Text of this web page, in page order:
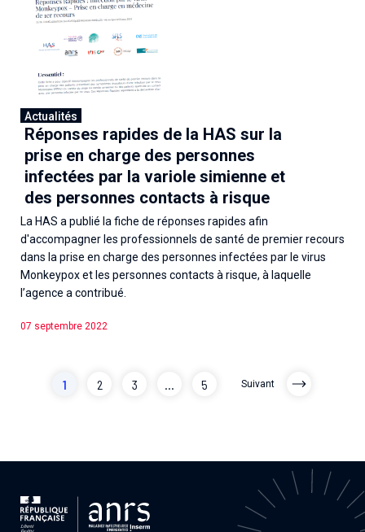
Actualités
Réponses rapides de la HAS sur la
prise en charge des personnes
infectées par la variole simienne et
des personnes contacts à risque
La HAS a publié la fiche de réponses rapides afin
d'accompagner les professionnels de santé de premier recours
dans la prise en charge des personnes infectées par le virus
Monkeypox et les personnes contacts à risque, à laquelle
l’agence a contribué.
07 septembre 2022
1 2 3 5 Suivant